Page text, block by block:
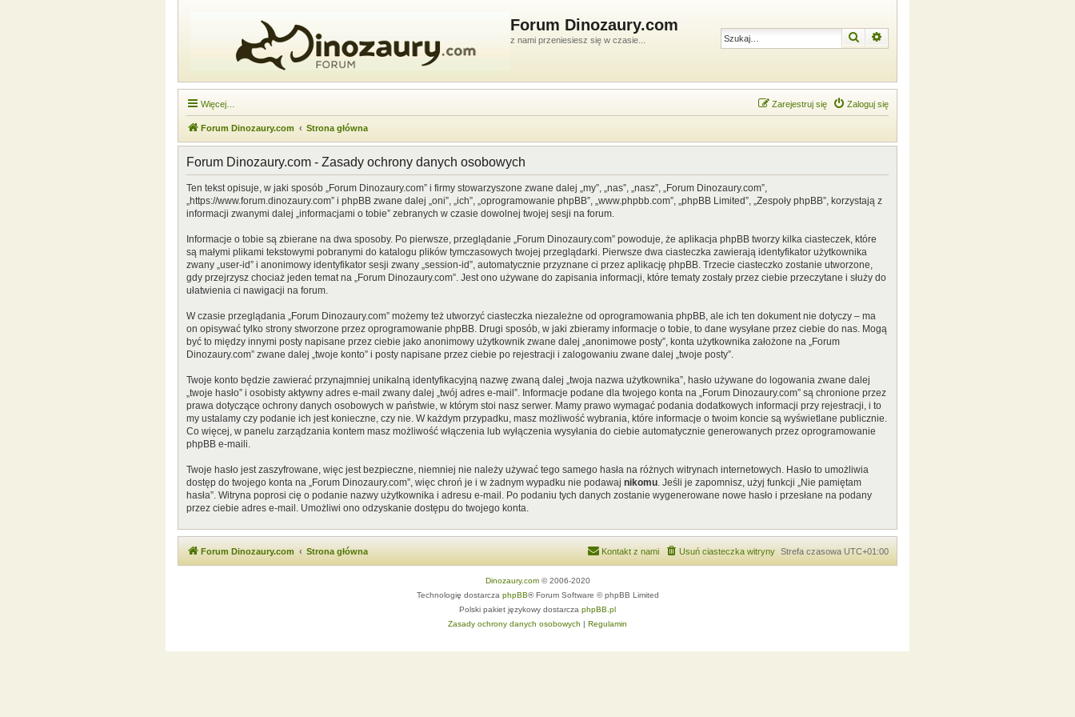
Forum Dinozaury.com
z nami przeniesiesz się w czasie... Szukaj
Więcej… Zaloguj się
Zarejestruj się
Forum Dinozaury.com Strona główna
Forum Dinozaury.com - Zasady ochrony danych osobowych
Ten tekst opisuje, w jaki sposób „Forum Dinozaury.com” i firmy stowarzyszone zwane dalej „my”, „nas”, „nasz”, „Forum Dinozaury.com”,
„https://www.forum.dinozaury.com” i phpBB zwane dalej „oni”, „ich”, „oprogramowanie phpBB”, „www.phpbb.com”, „phpBB Limited”, „Zespoły phpBB”, korzystają z
informacji zwanymi dalej „informacjami o tobie” zebranych w czasie dowolnej twojej sesji na forum.
Informacje o tobie są zbierane na dwa sposoby. Po pierwsze, przeglądanie „Forum Dinozaury.com” powoduje, że aplikacja phpBB tworzy kilka ciasteczek, które
są małymi plikami tekstowymi pobranymi do katalogu plików tymczasowych twojej przeglądarki. Pierwsze dwa ciasteczka zawierają identyfikator użytkownika
zwany „user-id” i anonimowy identyfikator sesji zwany „session-id”, automatycznie przyznane ci przez aplikację phpBB. Trzecie ciasteczko zostanie utworzone,
gdy przejrzysz chociaż jeden temat na „Forum Dinozaury.com”. Jest ono używane do zapisania informacji, które tematy zostały przez ciebie przeczytane i służy do
ułatwienia ci nawigacji na forum.
W czasie przeglądania „Forum Dinozaury.com” możemy też utworzyć ciasteczka niezależne od oprogramowania phpBB, ale ich ten dokument nie dotyczy – ma
on opisywać tylko strony stworzone przez oprogramowanie phpBB. Drugi sposób, w jaki zbieramy informacje o tobie, to dane wysyłane przez ciebie do nas. Mogą
być to między innymi posty napisane przez ciebie jako anonimowy użytkownik zwane dalej „anonimowe posty”, konta użytkownika założone na „Forum
Dinozaury.com” zwane dalej „twoje konto” i posty napisane przez ciebie po rejestracji i zalogowaniu zwane dalej „twoje posty”.
Twoje konto będzie zawierać przynajmniej unikalną identyfikacyjną nazwę zwaną dalej „twoja nazwa użytkownika”, hasło używane do logowania zwane dalej
„twoje hasło” i osobisty aktywny adres e-mail zwany dalej „twój adres e-mail”. Informacje podane dla twojego konta na „Forum Dinozaury.com” są chronione przez
prawa dotyczące ochrony danych osobowych w państwie, w którym stoi nasz serwer. Mamy prawo wymagać podania dodatkowych informacji przy rejestracji, i to
my ustalamy czy podanie ich jest konieczne, czy nie. W każdym przypadku, masz możliwość wybrania, które informacje o twoim koncie są wyświetlane publicznie.
Co więcej, w panelu zarządzania kontem masz możliwość włączenia lub wyłączenia wysyłania do ciebie automatycznie generowanych przez oprogramowanie
phpBB e-maili.
Twoje hasło jest zaszyfrowane, więc jest bezpieczne, niemniej nie należy używać tego samego hasła na różnych witrynach internetowych. Hasło to umożliwia
dostęp do twojego konta na „Forum Dinozaury.com”, więc chroń je i w żadnym wypadku nie podawaj nikomu. Jeśli je zapomnisz, użyj funkcji „Nie pamiętam
hasła”. Witryna poprosi cię o podanie nazwy użytkownika i adresu e-mail. Po podaniu tych danych zostanie wygenerowane nowe hasło i przesłane na podany
przez ciebie adres e-mail. Umożliwi ono odzyskanie dostępu do twojego konta.
Forum Dinozaury.com Strona główna Strefa czasowa UTC+01:00
Usuń ciasteczka witryny
Kontakt z nami
Dinozaury.com© 2006-2020
Technologię dostarcza phpBB® Forum Software © phpBB Limited
Polski pakiet językowy dostarcza phpBB.pl
Zasady ochrony danych osobowych | Regulamin